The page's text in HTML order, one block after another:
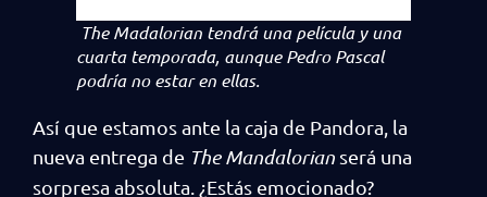
The Madalorian tendrá una película y una
cuarta temporada, aunque Pedro Pascal
podría no estar en ellas.
Así que estamos ante la caja de Pandora, la
nueva entrega de The Mandalorian será una
sorpresa absoluta. ¿Estás emocionado?